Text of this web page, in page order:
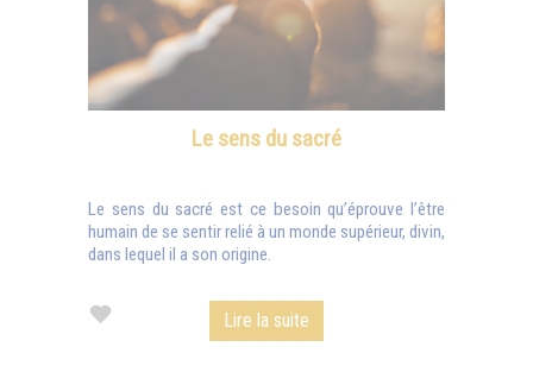
Le sens du sacré
Le sens du sacré est ce besoin qu’éprouve l’être
humain de se sentir relié à un monde supérieur, divin,
dans lequel il a son origine.
Lire la suite